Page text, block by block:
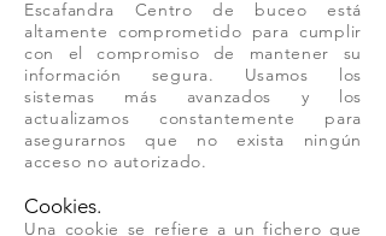
Escafandra Centro de buceo está
altamente comprometido para cumplir
con el compromiso de mantener su
información segura. Usamos los
sistemas más avanzados y los
actualizamos constantemente para
asegurarnos que no exista ningún
acceso no autorizado.
Cookies.
Una cookie se refiere a un fichero que